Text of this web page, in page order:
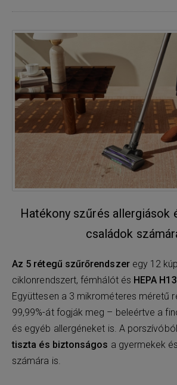
Hatékony szűrés allergiások
családok
Az 5 rétegű szűrőrendszeregy 12
ciklonrendszert, fémhálót és HEPA
Együttesen a 3 mikrométeres méretű
99,99%-át fogják meg – beleértve a
és egyéb allergéneket is. A
tiszta és biztonságos a gyermekek
számára is.